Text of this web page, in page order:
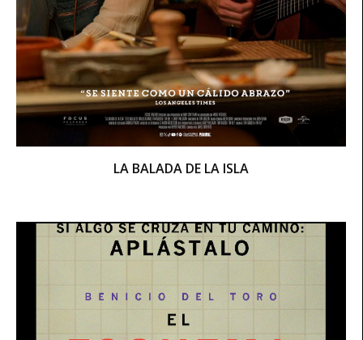
LA BALADA DE LA ISLA